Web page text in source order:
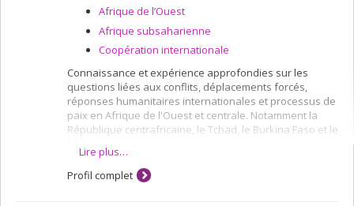
Afrique de l’Ouest
Afrique subsaharienne
Coopération internationale
Connaissance et expérience approfondies sur les
questions liées aux conflits, déplacements forcés,
réponses humanitaires internationales et processus de
paix en Afrique de l'Ouest et centrale. Notamment la
République centrafricaine, le Tchad, le Burkina Faso et le
Lire plus…
Profil complet